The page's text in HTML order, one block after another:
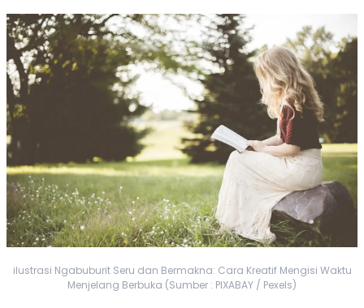
ilustrasi Ngabuburit Seru dan Bermakna: Cara Kreatif Mengisi Waktu
Menjelang Berbuka (Sumber : PIXABAY / Pexels)